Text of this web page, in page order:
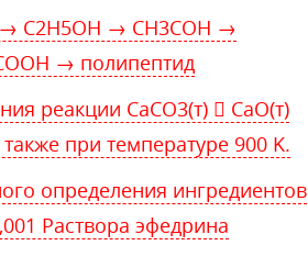
→ С2Н5ОН → СН3СОН →
→ полипептид
реакции СaCO3(т)  CaO(т)
при температуре 900 K.
определения ингредиентов
Раствора эфедрина